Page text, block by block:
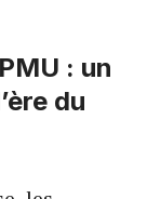
: un
du